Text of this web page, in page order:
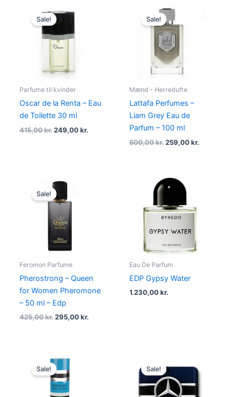
Sale!
Parfume til kvinder
Oscar de la Renta – Eau
de Toilette 30 ml
415,00kr.
price
was:
415,00 kr..
249,00kr.
Sale!
Mænd - Herredufte
Lattafa Perfumes –
Liam Grey Eau de
Parfum – 100 ml
500,00kr.
Original
price
was:
500,00 kr..
259,00kr.
Sale!
Feromon Parfume
Pherostrong – Queen
for Women Pheromone
– 50 ml – Edp
425,00kr.
Original
price
was:
425,00 kr..
295,00kr.
Eau De Parfum
EDP Gypsy Water
1.230,00kr.
Sale!
Original
was:
1.195,00 kr..
Sale!
price
was:
545,00 kr..
is:
298,95